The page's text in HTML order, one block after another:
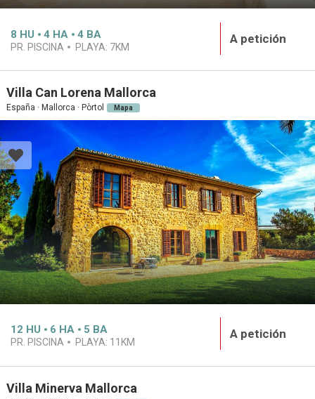
8 HU 4 HA 4 BA
PR. PISCINA PLAYA: 7KM
A petición
Villa Can Lorena Mallorca
España · Mallorca · Pòrtol Mapa
12 HU 6 HA 5 BA
PR. PISCINA PLAYA: 11KM
A petición
Villa Minerva Mallorca